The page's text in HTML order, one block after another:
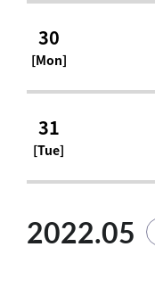
30
[Mon]
31
[Tue]
2022.05